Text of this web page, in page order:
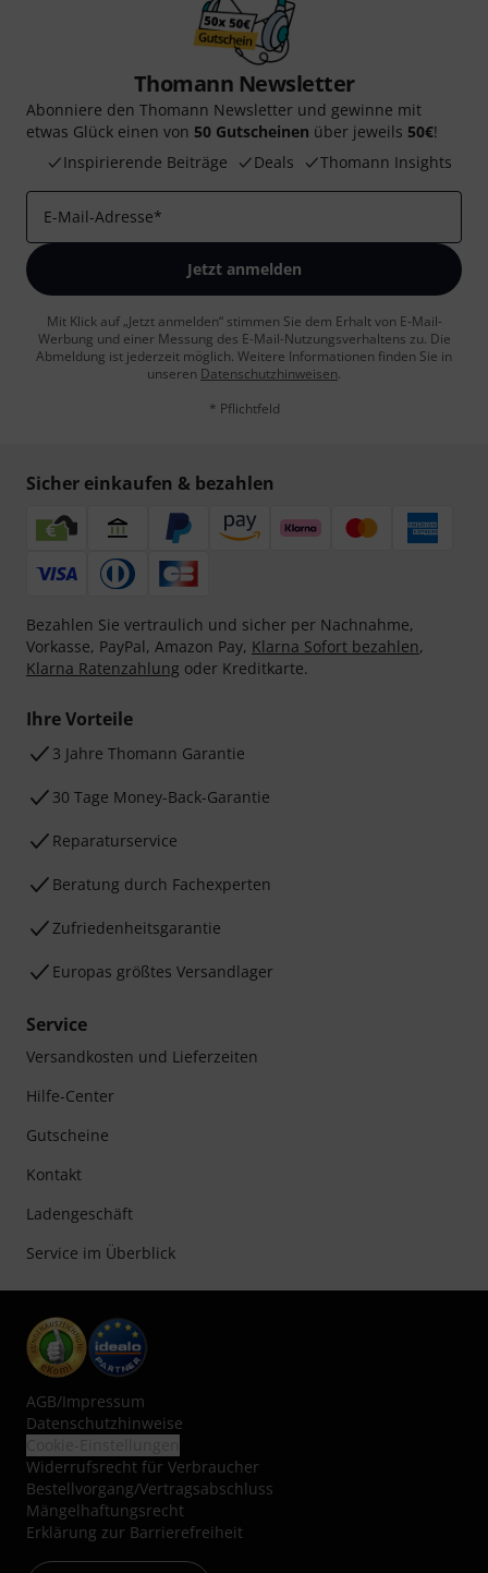
Thomann Newsletter
Abonniere den Thomann Newsletter und gewinne mit
etwas Glück einen von 50 Gutscheinen über jeweils 50€!
Inspirierende Beiträge
Deals Thomann Insights
E-Mail-Adresse*
Jetzt anmelden
Mit Klick auf „Jetzt anmelden“ stimmen Sie dem Erhalt von E-Mail-
Werbung und einer Messung des E-Mail-Nutzungsverhaltens zu. Die
Abmeldung ist jederzeit möglich. Weitere Informationen finden Sie in
unseren Datenschutzhinweisen.
* Pflichtfeld
Sicher einkaufen & bezahlen
Bezahlen Sie vertraulich und sicher per Nachnahme,
Vorkasse, PayPal, Amazon Pay, Klarna Sofort bezahlen,
Klarna Ratenzahlung oder Kreditkarte.
Ihre Vorteile
3 Jahre Thomann Garantie
30 Tage Money-Back-Garantie
Reparaturservice
Beratung durch Fachexperten
Zufriedenheitsgarantie
Europas größtes Versandlager
Service
Versandkosten und Lieferzeiten
Hilfe-Center
Gutscheine
Kontakt
Ladengeschäft
Service im Überblick
AGB/Impressum
Datenschutzhinweise
Widerrufsrecht für Verbraucher
Bestellvorgang/Vertragsabschluss
Mängelhaftungsrecht
Erklärung zur Barrierefreiheit